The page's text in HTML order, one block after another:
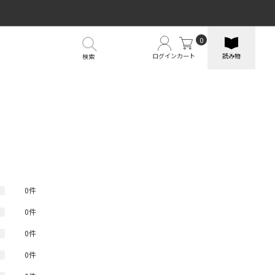
ログインカート
0
読み物
検索
0件
0件
0件
0件